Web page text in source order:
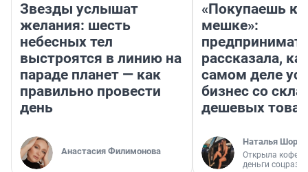
Звезды услышат
желания: шесть
небесных тел
выстроятся в линию на
параде планет — как
правильно провести
день
Анастасия Филимонова
«Покупаешь
мешке»:
рассказала,
самом деле
бизнес со
дешевых
Наталья
Открыла
деньги